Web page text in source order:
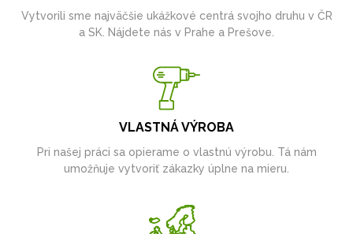
Vytvorili sme najväčšie ukážkové centrá svojho druhu v ČR
a SK. Nájdete nás v Prahe a Prešove.
VLASTNÁ VÝROBA
Pri našej práci sa opierame o vlastnú výrobu. Tá nám
umožňuje vytvoriť zákazky úplne na mieru.